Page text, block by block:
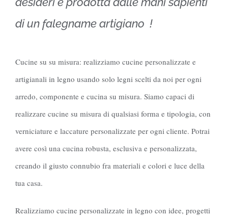
di un falegname artigiano !
Cucine su su misura: realizziamo cucine personalizzate e
artigianali in legno usando solo legni scelti da noi per ogni
arredo, componente e cucina su misura. Siamo capaci di
realizzare cucine su misura di qualsiasi forma e tipologia, con
verniciature e laccature personalizzate per ogni cliente. Potrai
avere così una cucina robusta, esclusiva e personalizzata,
creando il giusto connubio fra materiali e colori e luce della
tua casa.
Realizziamo cucine personalizzate in legno con idee, progetti